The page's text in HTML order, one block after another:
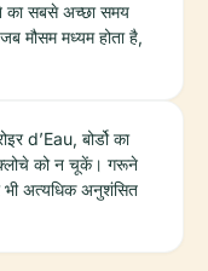
का सबसे अच्छा समय
मौसम मध्यम होता है,
d’Eau, बोर्डो का
को न चूकें। गरूने
भी अत्यधिक अनुशंसित